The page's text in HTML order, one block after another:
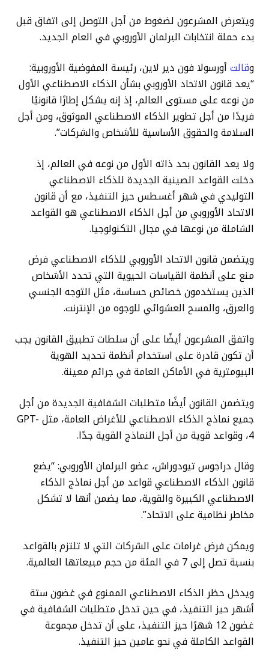
ويتعرض المشرعون لضغوط من أجل التوصل إلى اتفاق قبل
بدء حملة انتخابات البرلمان الأوروبي في العام الجديد.
وقالتأورسولا فون دير لاين، رئيسة المفوضية الأوروبية:
“يعد قانون الاتحاد الأوروبي بشأن الذكاء الاصطناعي الأول
من نوعه على مستوى العالم، إذ إنه يشكل إطارًا قانونيًا
فريدًا من أجل تطوير الذكاء الاصطناعي الموثوق، ومن أجل
السلامة والحقوق الأساسية للأشخاص والشركات”.
ولا يعد القانون بحد ذاته الأول من نوعه في العالم، إذ
دخلت القواعد الصينية الجديدة للذكاء الاصطناعي
التوليدي في شهر أغسطس حيز التنفيذ، مع أن قانون
الاتحاد الأوروبي من أجل الذكاء الاصطناعي هو القواعد
الشاملة من نوعها في مجال التكنولوجيا.
ويتضمن قانون الاتحاد الأوروبي للذكاء الاصطناعي فرض
منع على أنظمة القياسات الحيوية التي تحدد الأشخاص
الذين يستخدمون خصائص حساسة، مثل التوجه الجنسي
والعرق، والمسح العشوائي للوجوه من الإنترنت.
واتفق المشرعون أيضًا على أن سلطات تطبيق القانون يجب
أن تكون قادرة على استخدام أنظمة تحديد الهوية
البيومترية في الأماكن العامة في جرائم معينة.
ويتضمن القانون أيضًا متطلبات الشفافية الجديدة من أجل
جميع نماذج الذكاء الاصطناعي للأغراض العامة، مثل GPT-
4، وقواعد قوية من أجل النماذج القوية جدًا.
وقال دراجوس تيودوراش، عضو البرلمان الأوروبي: “يضع
قانون الذكاء الاصطناعي قواعد من أجل نماذج الذكاء
الاصطناعي الكبيرة والقوية، مما يضمن أنها لا تشكل
مخاطر نظامية على الاتحاد”.
ويمكن فرض غرامات على الشركات التي لا تلتزم بالقواعد
بنسبة تصل إلى 7 في المئة من حجم مبيعاتها العالمية.
ويدخل حظر الذكاء الاصطناعي الممنوع في غضون ستة
أشهر حيز التنفيذ، في حين تدخل متطلبات الشفافية في
غضون 12 شهرًا حيز التنفيذ، على أن تدخل مجموعة
القواعد الكاملة في نحو عامين حيز التنفيذ.